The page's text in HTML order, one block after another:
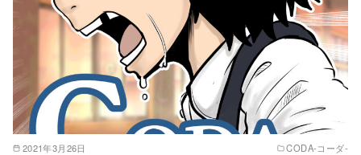
2021年3月26日 CODA‐コーダ‐